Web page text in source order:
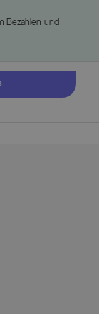
Bezahlen und